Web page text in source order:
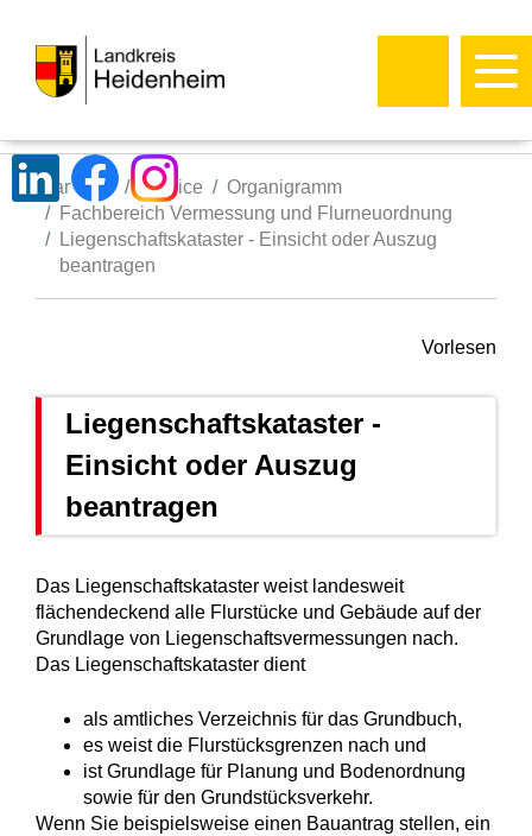
Startseite Service
Organigramm
Fachbereich Vermessung und Flurneuordnung
Liegenschaftskataster - Einsicht oder Auszug
beantragen
Vorlesen
Liegenschaftskataster -
Einsicht oder Auszug
beantragen
Das Liegenschaftskataster weist landesweit
flächendeckend alle Flurstücke und Gebäude auf der
Grundlage von Liegenschaftsvermessungen nach.
Das Liegenschaftskataster dient
als amtliches Verzeichnis für das Grundbuch,
es weist die Flurstücksgrenzen nach und
ist Grundlage für Planung und Bodenordnung
sowie für den Grundstücksverkehr.
Wenn Sie beispielsweise einen Bauantrag stellen, ein